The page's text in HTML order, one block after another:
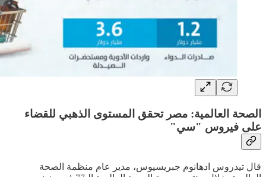
الصحة العالمية: مصر تحقق المستوى الذهبي للقضاء
على فيروس "سي"
قال تيدروس ادهانوم جبريسيوس، مدير عام منظمة الصحة